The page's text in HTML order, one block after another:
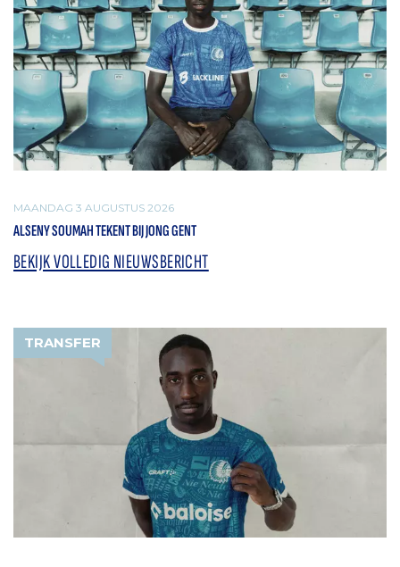
MAANDAG 3 AUGUSTUS 2026
ALSENY SOUMAH TEKENT BIJ JONG GENT
BEKIJK VOLLEDIG NIEUWSBERICHT
TRANSFER